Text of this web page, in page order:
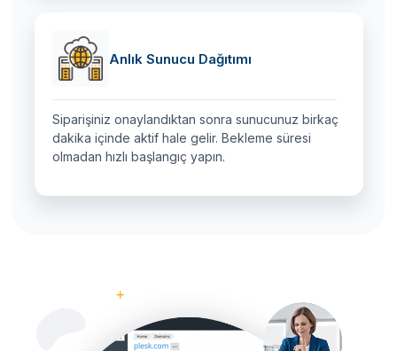
Anlık Sunucu Dağıtımı
Siparişiniz onaylandıktan sonra sunucunuz birkaç
dakika içinde aktif hale gelir. Bekleme süresi
olmadan hızlı başlangıç yapın.